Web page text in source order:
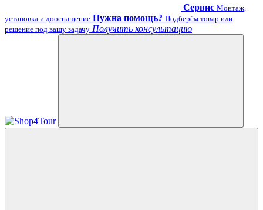
Сервис Монтаж,
установка и дооснащение Нужна помощь? Подберём товар или
решение под вашу задачу Получить консультацию